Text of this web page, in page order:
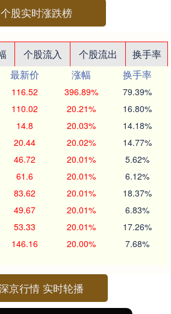
个股实时涨跌榜
个股流入 个股流出
换手率
最新价 涨幅
换手率
116.52 396.89% 79.39%
110.02 20.21% 16.80%
14.8 20.03% 14.18%
20.44 20.02% 14.77%
46.72 20.01% 5.62%
61.6 20.01% 6.12%
83.62 20.01% 18.37%
49.67 20.01% 6.83%
53.33 20.01% 17.26%
146.16 20.00% 7.68%
京行情 实时轮播